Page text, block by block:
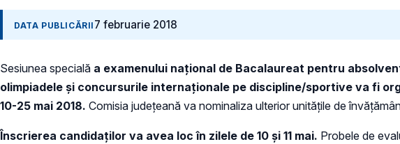
DATA PUBLICĂRII 7 februarie 2018
Sesiunea specială a examenului național de Bacalaureat pentru
olimpiadele și concursurile internaţionale pe discipline/sportive va fi
10-25 mai 2018. Comisia judeţeană va nominaliza ulterior unităţile de
Înscrierea candidaţilor va avea loc în zilele de 10 şi 11 mai. Probele de